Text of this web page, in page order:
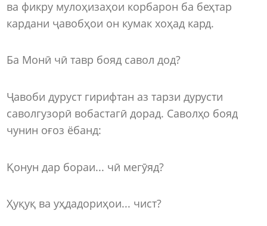
ва фикру мулоҳизаҳои корбарон ба беҳтар
кардани ҷавобҳои он кумак хоҳад кард.
Ба Монӣ чӣ тавр бояд савол дод?
Ҷавоби дуруст гирифтан аз тарзи дурусти
саволгузорӣ вобастагӣ дорад. Саволҳо бояд
чунин оғоз ёбанд:
Қонун дар бораи... чӣ мегӯяд?
Ҳуқуқ ва уҳдадориҳои... чист?